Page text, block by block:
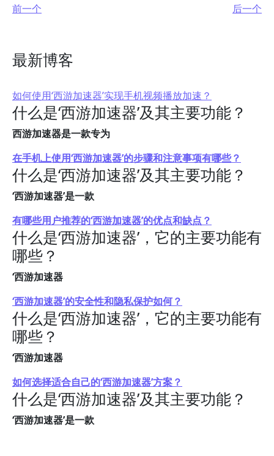
前一个 后一个
最新博客
如何使用‘西游加速器’实现手机视频播放加速？
什么是‘西游加速器’及其主要功能？
西游加速器是一款专为
在手机上使用‘西游加速器’的步骤和注意事项有哪些？
什么是‘西游加速器’及其主要功能？
‘西游加速器’是一款
有哪些用户推荐的‘西游加速器’的优点和缺点？
什么是‘西游加速器’，它的主要功能有
哪些？
‘西游加速器
‘西游加速器’的安全性和隐私保护如何？
什么是‘西游加速器’，它的主要功能有
哪些？
‘西游加速器
如何选择适合自己的‘西游加速器’方案？
什么是‘西游加速器’及其主要功能？
‘西游加速器’是一款